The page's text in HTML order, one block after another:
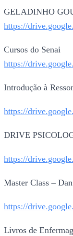
GELADINHO
https://
Cursos do Senai
https://
Introdução à
https://
DRIVE
https://
Master Class –
https://
Livros de